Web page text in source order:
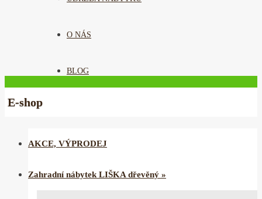
O NÁS
BLOG
E-shop
AKCE, VÝPRODEJ
Zahradní nábytek LIŠKA dřevěný »